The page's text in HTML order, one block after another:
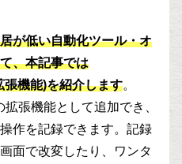
が低い自動化ツール・オ
、本記事では
機能)を紹介します。
張機能として追加でき、
作を記録できます。記録
面で改変したり、ワンタ